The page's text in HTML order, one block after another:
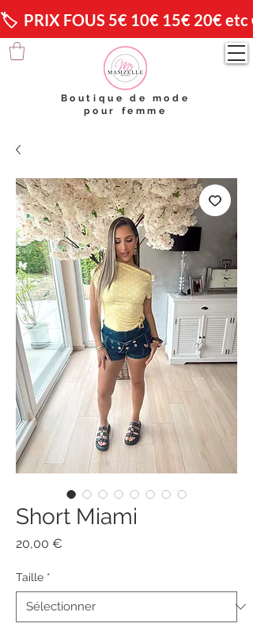
🏷️  PRIX FOUS 5€ 10€ 15€ 20€ etc
Boutique de mode
pour femme
Short Miami
20,00 €
Taille *